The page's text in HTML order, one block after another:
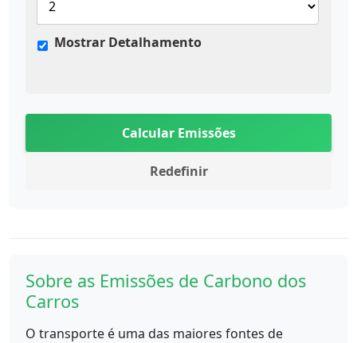
Mostrar Detalhamento
Calcular Emissões
Redefinir
Sobre as Emissões de Carbono dos
Carros
O transporte é uma das maiores fontes de